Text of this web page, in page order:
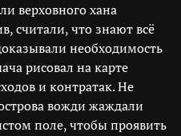
верховного хана
считали, что знают всё
необходимость
рисовал на карте
и контратак. Не
вожди жаждали
поле, чтобы проявить